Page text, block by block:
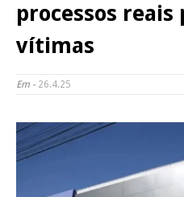
processos reais
vítimas
Em - 26.4.25